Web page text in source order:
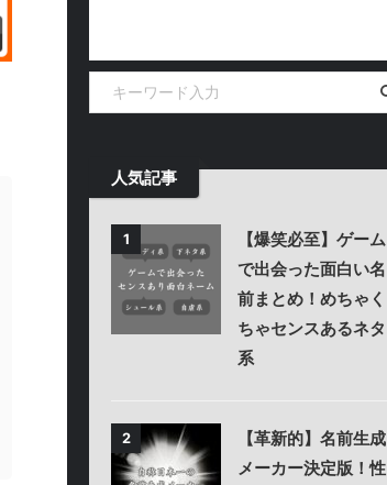
人気記事
1
【爆笑必至】ゲーム
で出会った面白い名
前まとめ！めちゃく
ちゃセンスあるネタ
系
2
【革新的】名前生成
メーカー決定版！性